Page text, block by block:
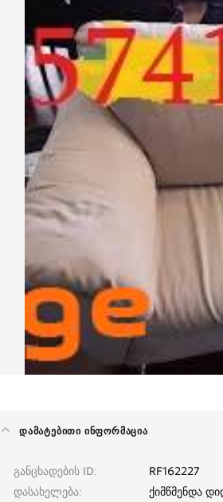
ᲓᲐᲛᲐᲢᲔᲑᲘᲗᲘ ᲘᲜᲤᲝᲠᲛᲐᲪᲘᲐ
განცხადების ID
RF162227
დასახელება
ქიმწმენდა